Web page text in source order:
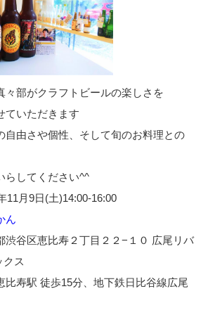
々部がクラフトビールの楽しさを
ていただきます
自由さや個性、そして旬のお料理との
らしてください^^
月9日(土)14:00-16:00
ん
区恵比寿２丁目２２−１０ 広尾リバ
クス
比寿駅 徒歩15分、地下鉄日比谷線広尾